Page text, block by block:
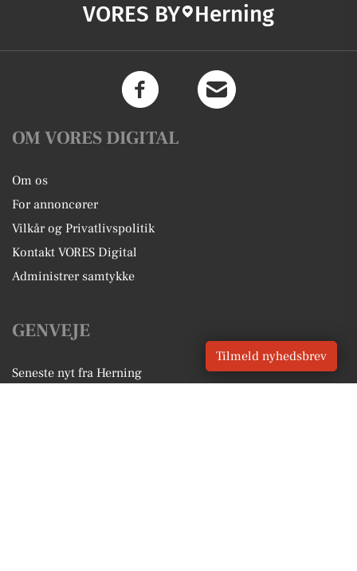
VORES BY Herning
OM VORES DIGITAL
Om os
For annoncører
Vilkår og Privatlivspolitik
Kontakt VORES Digital
Administrer samtykke
GENVEJE
Seneste nyt fra Herning
Tilmeld nyhedsbrev